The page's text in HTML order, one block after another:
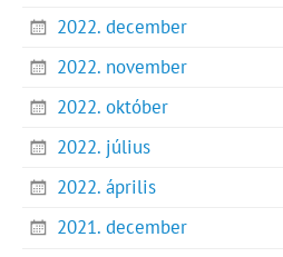
2022. december
2022. november
2022. október
2022. július
2022. április
2021. december